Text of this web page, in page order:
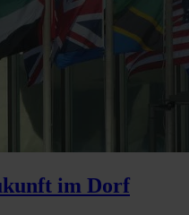
im Dorf